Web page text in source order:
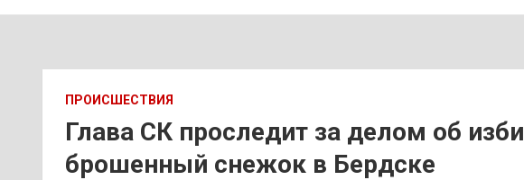
ПРОИСШЕСТВИЯ
Глава СК проследит за делом об
брошенный снежок в Бердске